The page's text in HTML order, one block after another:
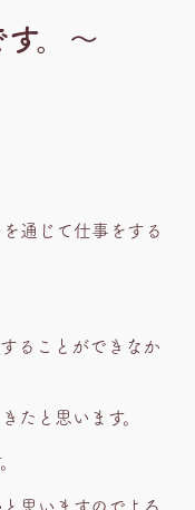
。～
通じて仕事をする
ることができなか
たと思います。